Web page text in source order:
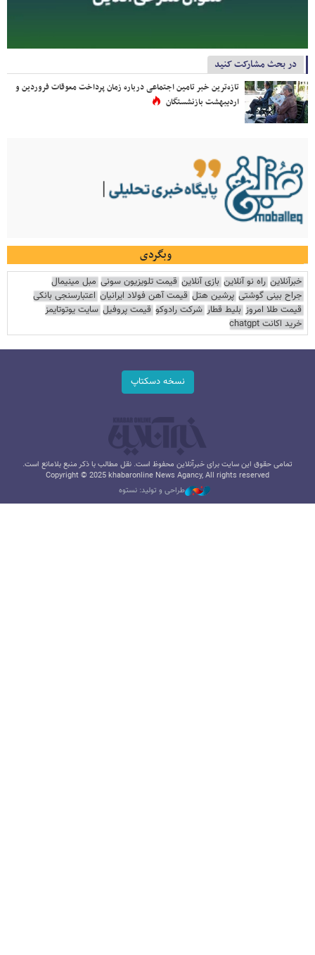
در بحث مشارکت کنید
تازه‌ترین خبر تامین اجتماعی درباره زمان پرداخت معوقات فروردین و
اردیبهشت بازنشستگان
وبگردی
خبرآنلاین راه نو آنلاین بازی آنلاین قیمت تلویزیون سونی مبل مینیمال
جراح بینی گوشتی پرشین هتل قیمت آهن فولاد ایرانیان اعتبارسنجی بانکی
قیمت طلا امروز بلیط قطار شرکت رادوکو قیمت پروفیل سایت یوتوتایمز
خرید اکانت chatgpt
نسخه دسکتاپ
تمامی حقوق این سایت برای خبرآنلاین محفوظ است. نقل مطالب با ذکر منبع بلامانع است.
Copyright © 2025 khabaronline News Agancy, All rights reserved
طراحی و تولید: نستوه